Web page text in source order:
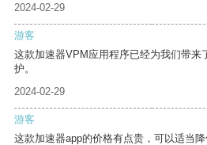
2024-02-29
游客
这款加速器VPM应用程序已经为我们带来
护。
2024-02-29
游客
这款加速器app的价格有点贵，可以适当